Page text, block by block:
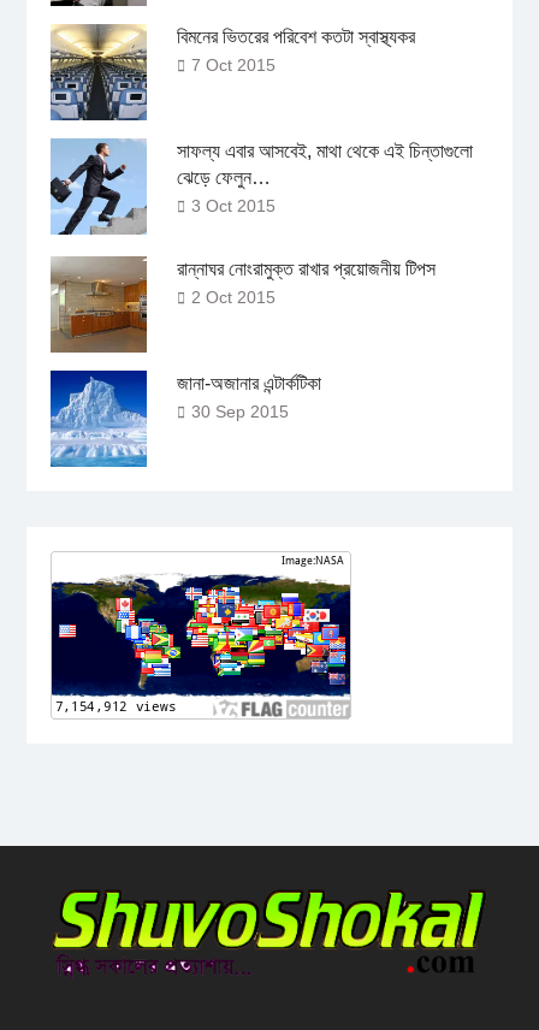
বিমনের ভিতরের পরিবেশ কতটা স্বাস্থ্যকর
7 Oct 2015
সাফল্য এবার আসবেই, মাথা থেকে এই চিন্তাগুলো
ঝেড়ে ফেলুন…
3 Oct 2015
রান্নাঘর নোংরামুক্ত রাখার প্রয়োজনীয় টিপস
2 Oct 2015
জানা-অজানার এন্টার্কটিকা
30 Sep 2015